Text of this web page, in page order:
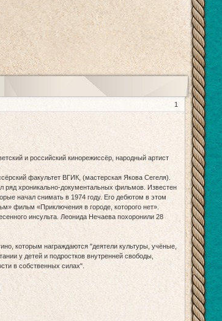
1
и российский кинорежиссёр, народный артист
факультет ВГИК, (мастерская Якова Сегеля).
ряд хроникально-документальных фильмов. Известен
начал снимать в 1974 году. Его дебютом в этом
фильм «Приключения в городе, которого нет».
инсульта. Леонида Нечаева похоронили 28
которым награждаются "деятели культуры, учёные,
у детей и подростков внутренней свободы,
в собственных силах".